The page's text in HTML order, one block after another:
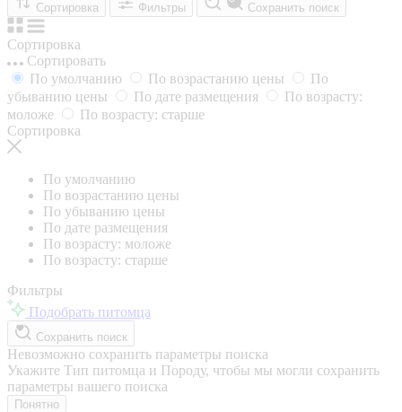
Сортировка
Фильтры Сохранить поиск
Сортировка
Сортировать
По умолчанию
По возрастанию цены
По
убыванию цены
По дате размещения
По возрасту:
моложе
По возрасту: старше
Сортировка
По умолчанию
По возрастанию цены
По убыванию цены
По дате размещения
По возрасту: моложе
По возрасту: старше
Фильтры
Подобрать питомца
Сохранить поиск
Невозможно сохранить параметры поиска
Укажите Тип питомца и Породу, чтобы мы могли сохранить
параметры вашего поиска
Понятно